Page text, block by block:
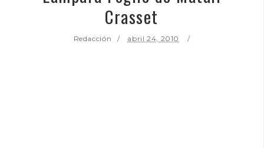
Crasset
Redacción abril 24, 2010